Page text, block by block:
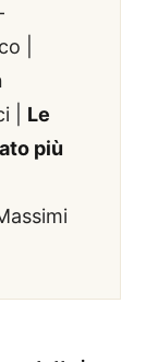
|
| Le
più